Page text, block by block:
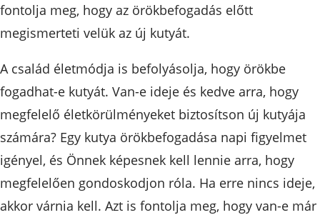
fontolja meg, hogy az örökbefogadás előtt
megismerteti velük az új kutyát.
A család életmódja is befolyásolja, hogy örökbe
fogadhat-e kutyát. Van-e ideje és kedve arra, hogy
megfelelő életkörülményeket biztosítson új kutyája
számára? Egy kutya örökbefogadása napi figyelmet
igényel, és Önnek képesnek kell lennie arra, hogy
megfelelően gondoskodjon róla. Ha erre nincs ideje,
akkor várnia kell. Azt is fontolja meg, hogy van-e már